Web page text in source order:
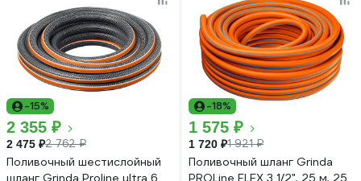
-15%
2 355 ₽
2 475 ₽2 762 ₽
Поливочный шестислойный
шланг Grinda Proline ultra 6
-18%
1 575 ₽
1 720 ₽1 921 ₽
Поливочный шланг Grinda
PROLine FLEX 3 1/2", 25 м, 25